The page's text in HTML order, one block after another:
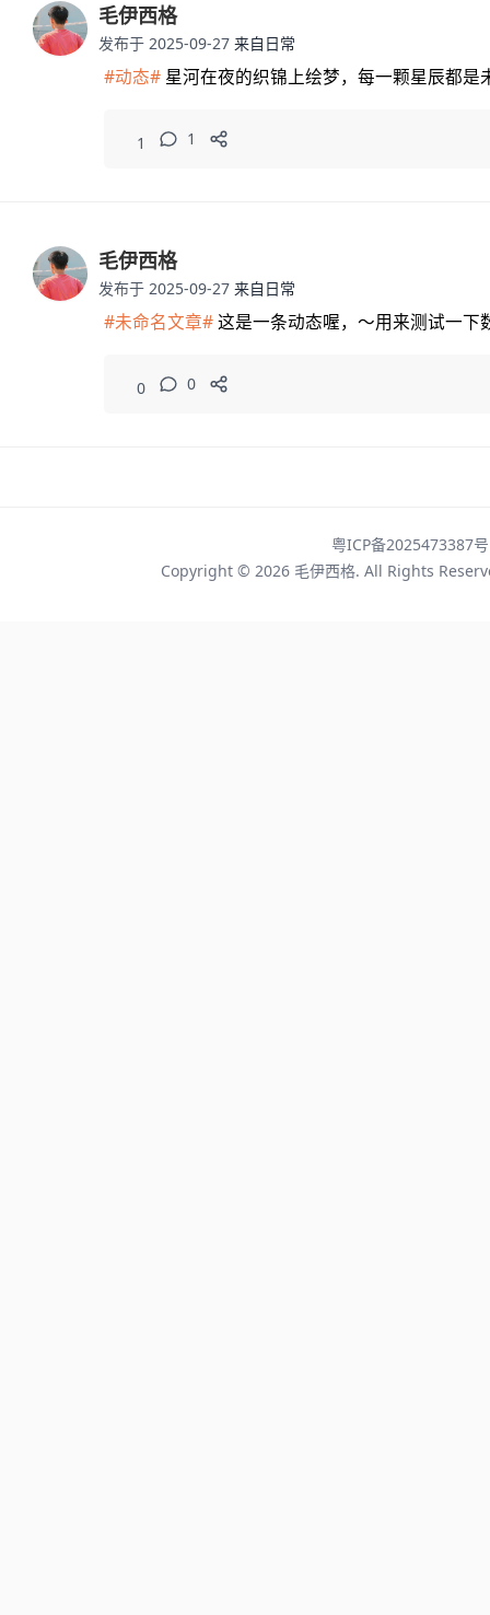
毛伊西格
发布于 2025-09-27 来自日常
#动态# 星河在夜的织锦上绘梦，每一颗星辰都是
1 1
毛伊西格
发布于 2025-09-27 来自日常
#未命名文章#这是一条动态喔，～用来测试一下
0 0
粤ICP备2025473387号
Copyright © 2026 毛伊西格. All Rights